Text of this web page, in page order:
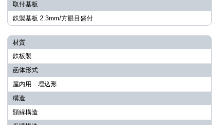
取付基板
鉄製基板 2.3mm/方眼目盛付
材質
鉄板製
函体形式
屋内用 埋込形
構造
額縁構造